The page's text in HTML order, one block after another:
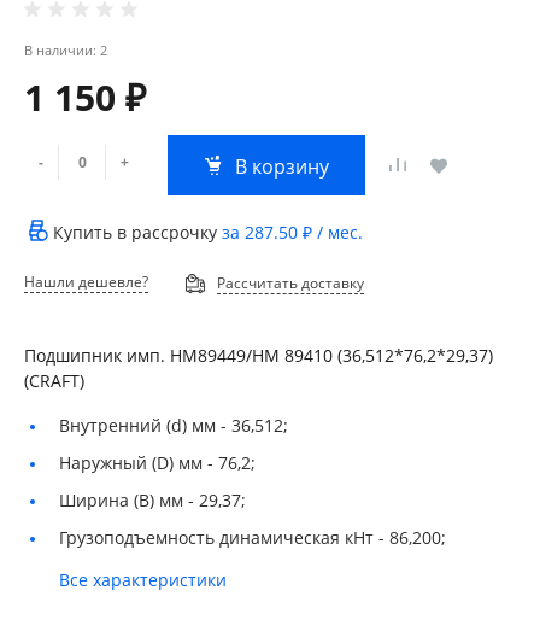
В наличии: 2
1 150 ₽
- + В корзину
Купить в рассрочку за 287.50 ₽ / мес.
Нашли дешевле? Рассчитать доставку
Подшипник имп. HM89449/HM 89410 (36,512*76,2*29,37)
(CRAFT)
Внутренний (d) мм - 36,512;
Наружный (D) мм - 76,2;
Ширина (B) мм - 29,37;
Грузоподъемность динамическая кНт - 86,200;
Все характеристики